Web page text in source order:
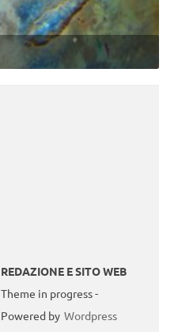
REDAZIONE E SITO WEB
Theme in progress -
Powered by Wordpress